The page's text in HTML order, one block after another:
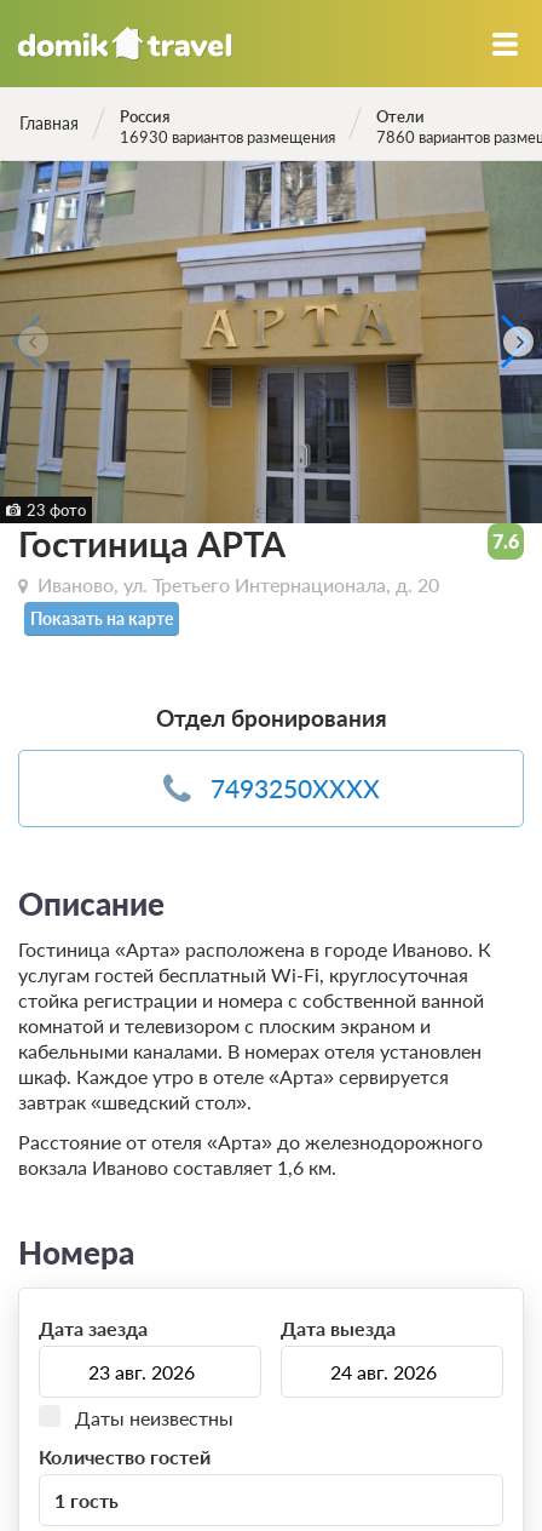
Главная
Россия
16930 вариантов размещения
Отели
7860 вариантов
23 фото
Гостиница АРТА
Иваново, ул. Третьего Интернационала, д. 20
Показать на карте
Отдел бронирования
7493250XXXX
7.6
Описание
Гостиница «Арта» расположена в городе Иваново. К
услугам гостей бесплатный Wi-Fi, круглосуточная
стойка регистрации и номера с собственной ванной
комнатой и телевизором с плоским экраном и
кабельными каналами. В номерах отеля установлен
шкаф. Каждое утро в отеле «Арта» сервируется
завтрак «шведский стол».
Расстояние от отеля «Арта» до железнодорожного
вокзала Иваново составляет 1,6 км.
Номера
Дата заезда Дата выезда
Даты неизвестны
Количество гостей
1 гость